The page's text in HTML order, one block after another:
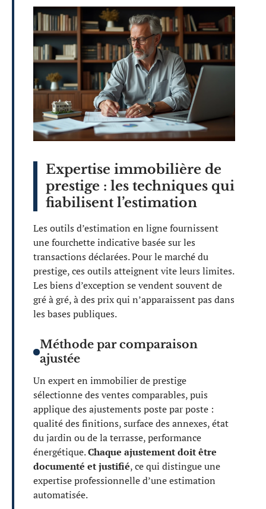
Expertise immobilière de
prestige : les techniques qui
fiabilisent l’estimation
Les outils d’estimation en ligne fournissent
une fourchette indicative basée sur les
transactions déclarées. Pour le marché du
prestige, ces outils atteignent vite leurs limites.
Les biens d’exception se vendent souvent de
gré à gré, à des prix qui n’apparaissent pas dans
les bases publiques.
Méthode par comparaison
ajustée
Un expert en immobilier de prestige
sélectionne des ventes comparables, puis
applique des ajustements poste par poste :
qualité des finitions, surface des annexes, état
du jardin ou de la terrasse, performance
énergétique.Chaque ajustement doit être
documenté et justifié, ce qui distingue une
expertise professionnelle d’une estimation
automatisée.